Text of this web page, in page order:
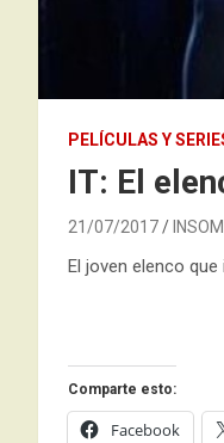
PELÍCULAS Y
IT: El
21/07/2017
El joven elenco
Comparte esto:
Facebook